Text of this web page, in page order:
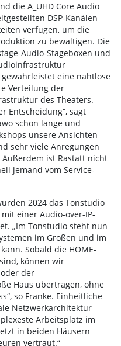
die A_UHD Core Audio
DSP-Kanälen
verfügen, um die
zu bewältigen. Die
Audio-Stageboxen und
eine nahtlose
Verteilung der
des Theaters.
Entscheidung“, sagt
schon lange und
unsere Ansichten
sehr viele Anregungen
ist Rastatt nicht
jemand vom Service-
2024 das Tonstudio
einer Audio-over-IP-
„Im Tonstudio steht nun
im Großen und im
Sobald die HOME-
können wir
der
Haus übertragen, ohne
so Franke. Einheitliche
Netzwerkarchitektur
Arbeitsplatz im
in beiden Häusern
vertraut.“